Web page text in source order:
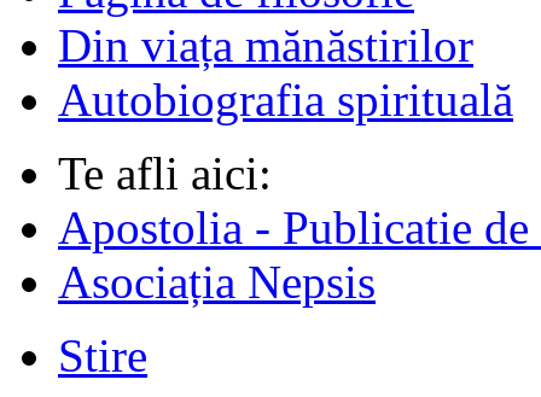
Din viața mănăstirilor
Autobiografia spirituală
Te afli aici:
Apostolia - Publicatie
Asociația Nepsis
Stire